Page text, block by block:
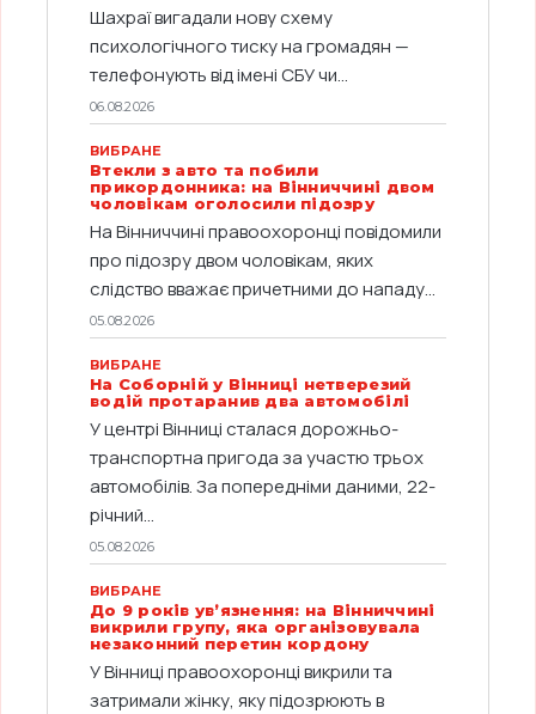
Шахраї вигадали нову схему
психологічного тиску на громадян —
телефонують від імені СБУ чи...
06.08.2026
ВИБРАНЕ
Втекли з авто та побили
прикордонника: на Вінниччині двом
чоловікам оголосили підозру
На Вінниччині правоохоронці повідомили
про підозру двом чоловікам, яких
слідство вважає причетними до нападу...
05.08.2026
ВИБРАНЕ
На Соборній у Вінниці нетверезий
водій протаранив два автомобілі
У центрі Вінниці сталася дорожньо-
транспортна пригода за участю трьох
автомобілів. За попередніми даними, 22-
річний...
05.08.2026
ВИБРАНЕ
До 9 років ув’язнення: на Вінниччині
викрили групу, яка організовувала
незаконний перетин кордону
У Вінниці правоохоронці викрили та
затримали жінку, яку підозрюють в